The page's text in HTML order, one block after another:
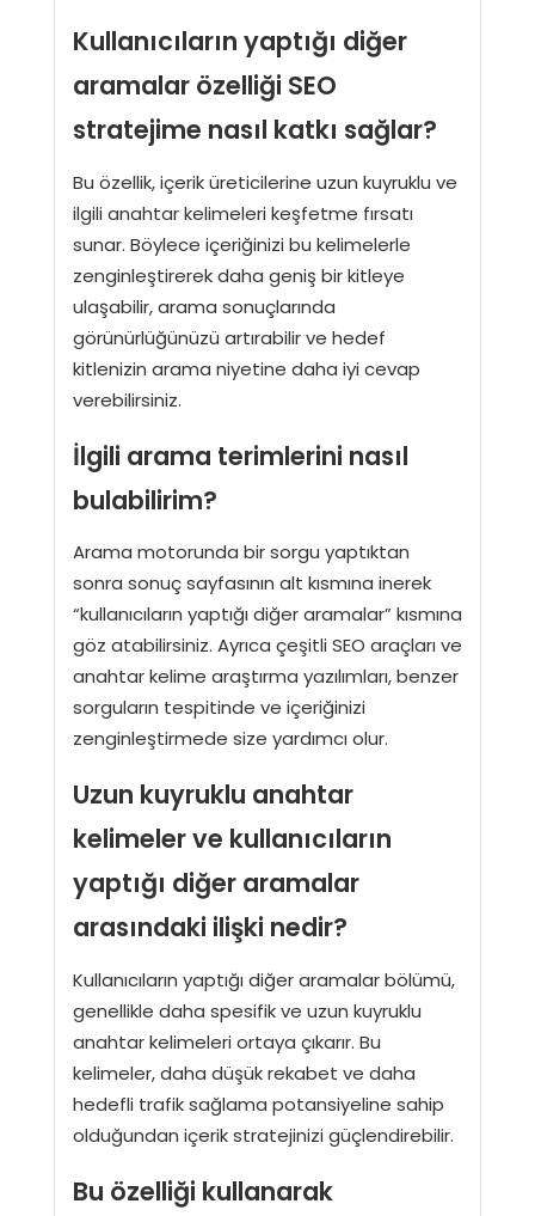
Kullanıcıların yaptığı diğer
aramalar özelliği SEO
stratejime nasıl katkı sağlar?
Bu özellik, içerik üreticilerine uzun kuyruklu ve
ilgili anahtar kelimeleri keşfetme fırsatı
sunar. Böylece içeriğinizi bu kelimelerle
zenginleştirerek daha geniş bir kitleye
ulaşabilir, arama sonuçlarında
görünürlüğünüzü artırabilir ve hedef
kitlenizin arama niyetine daha iyi cevap
verebilirsiniz.
İlgili arama terimlerini nasıl
bulabilirim?
Arama motorunda bir sorgu yaptıktan
sonra sonuç sayfasının alt kısmına inerek
“kullanıcıların yaptığı diğer aramalar” kısmına
göz atabilirsiniz. Ayrıca çeşitli SEO araçları ve
anahtar kelime araştırma yazılımları, benzer
sorguların tespitinde ve içeriğinizi
zenginleştirmede size yardımcı olur.
Uzun kuyruklu anahtar
kelimeler ve kullanıcıların
yaptığı diğer aramalar
arasındaki ilişki nedir?
Kullanıcıların yaptığı diğer aramalar bölümü,
genellikle daha spesifik ve uzun kuyruklu
anahtar kelimeleri ortaya çıkarır. Bu
kelimeler, daha düşük rekabet ve daha
hedefli trafik sağlama potansiyeline sahip
olduğundan içerik stratejinizi güçlendirebilir.
Bu özelliği kullanarak